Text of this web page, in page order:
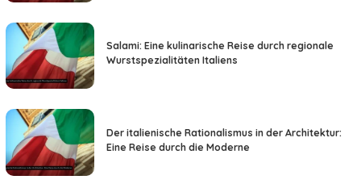
Salami: Eine kulinarische Reise durch regionale
Wurstspezialitäten Italiens
Der italienische Rationalismus in der Architektur:
Eine Reise durch die Moderne